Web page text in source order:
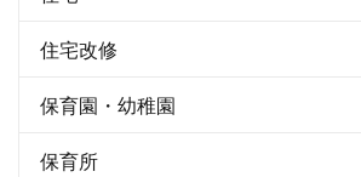
住宅改修
保育園・幼稚園
保育所